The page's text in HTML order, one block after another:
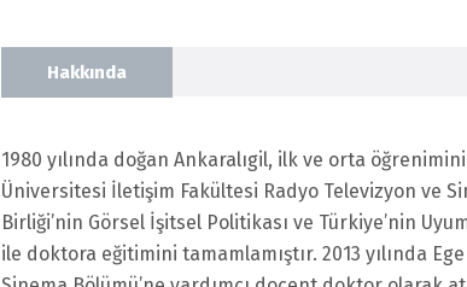
Hakkında
1980 yılında doğan Ankaralıgil, ilk ve orta
Üniversitesi İletişim Fakültesi Radyo Televizyon ve
Birliği’nin Görsel İşitsel Politikası ve Türkiye’nin
ile doktora eğitimini tamamlamıştır. 2013 yılında